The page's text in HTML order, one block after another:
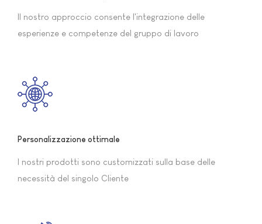
Il nostro approccio consente l'integrazione delle
esperienze e competenze del gruppo di lavoro
Personalizzazione ottimale
I nostri prodotti sono customizzati sulla base delle
necessità del singolo Cliente